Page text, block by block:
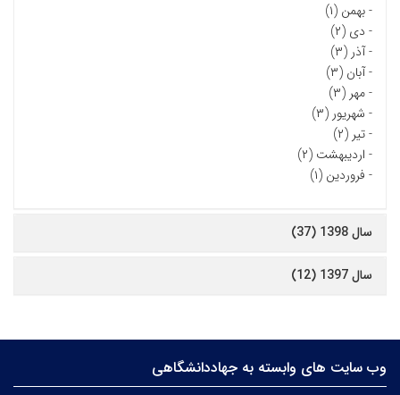
-بهمن (۱)
- دی (۲)
-آذر (۳)
-آبان (۳)
-مهر (۳)
- شهریور (۳)
-تیر (۲)
- اردیبهشت (۲)
- فروردین (۱)
سال 1398 (37)
سال 1397 (12)
وب سایت های وابسته به جهاددانشگاهی